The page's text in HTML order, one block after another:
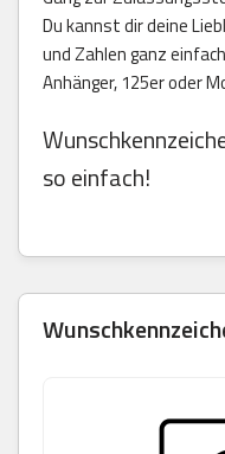
Du kannst dir deine
und Zahlen ganz
Anhänger, 125er oder
so einfach!